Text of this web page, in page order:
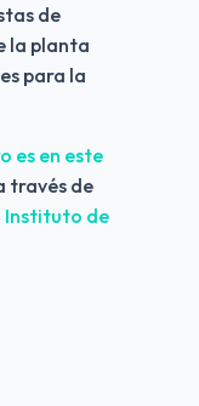
de
la planta
para la
es en este
través de
Instituto de